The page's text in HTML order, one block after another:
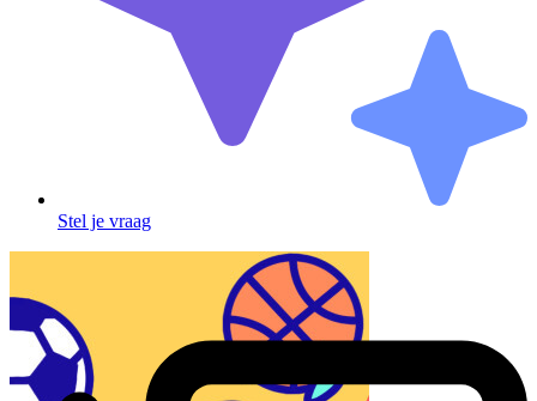
Stel je vraag